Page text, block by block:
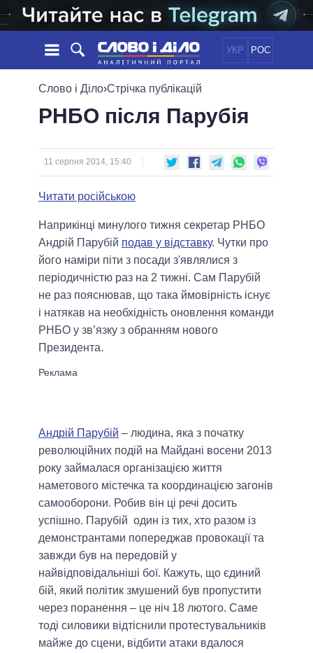
УКР РОС
НОВИНИ
СТРІЧКА
СТАТТІ
ОГЛЯДИ
ДАЙДЖЕСТИ
ПОЛІТИКА
СУСПІЛЬСТВО
ОБIЦЯНКИ
ПОЛIТИКИ
ПРЕЗИДЕНТ І ОФІС
ВЕРХОВНА РАДА
КАБІНЕТ МІНІСТРІВ
ГОЛОВИ ОБЛАДМІНІСТРАЦІЙ
МЕРИ МІСТ
ВСІ ПЕРСОНИ
ІНФОГРАФІКА
ПІДТРИМАТИ
ПОРІВНЯННЯ ПОЛІТИКІВ
Слово і Діло›Стрічка публікацій
РНБО після Парубія
11 серпня 2014, 15:40
Читати російською
Наприкінці минулого тижня секретар РНБО
Андрій Парубій подав у відставку. Чутки про
його наміри піти з посади з'являлися з
періодичністю раз на 2 тижні. Сам Парубій
не раз пояснював, що така ймовірність існує
і натякав на необхідність оновлення команди
РНБО у зв’язку з обранням нового
Президента.
Андрій Парубій – людина, яка з початку
революційних подій на Майдані восени 2013
року займалася організацією життя
наметового містечка та координацією загонів
самооборони. Робив він ці речі досить
успішно. Парубій один із тих, хто разом із
демонстрантами попереджав провокації та
завжди був на передовій у
найвідповідальніші бої. Кажуть, що єдиний
бій, який політик змушений був пропустити
через поранення – це ніч 18 лютого. Саме
тоді силовики відтіснили протестувальників
майже до сцени, відбити атаки вдалося